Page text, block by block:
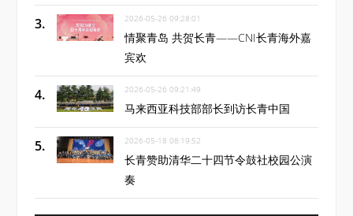
2026-05-26 09:28:01
情聚青岛 共贺长青——CNI长青海外嘉
宾欢
2026-05-26 09:21:49
马来西亚科技部部长到访长青中国
2026-05-18 08:19:52
长青赞助清华二十四节令鼓社校园公演
奏